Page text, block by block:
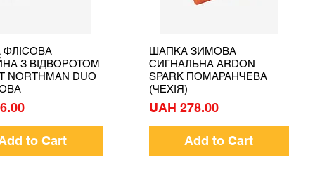
Quick View
З ВІДВОРОТОМ
NORTHMAN DUO
to Cart
Quick View
ШАПКА ЗИМОВА
СИГНАЛЬНА ARDON
SPARK ПОМАРАНЧЕВА
(ЧЕХІЯ)
Price
UAH 278.00
Add to Cart